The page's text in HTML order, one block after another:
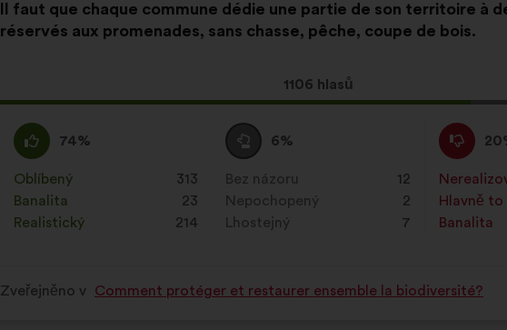
návrhu:
Il faut que chaque commune dédie une partie de son territoire à
réservés aux promenades, sans chasse, pêche, coupe de bois.
Tento
návrh
1106 hlasů
distribucí:
Souhlasím
:
74%
Tento
návrh
byl
kvalifikován:
Oblíbený
: 313
krát
Banalita
: 23
krát
Realistický
: 214
krát
Neutrální
hlas
:
6%
Tento
návrh
byl
kvalifikován:
Bez názoru
: 12
krát
Nepochopený
: 2
krát
Lhostejný
7
krát
:
Tento
návrh
byl
:krát
Hlavně to
:krát
Banalita
:krát
Zveřejněno v Comment protéger et restaurer ensemble la biodiversité?